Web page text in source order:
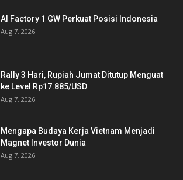
AI Factory 1 GW Perkuat Posisi Indonesia
Aug 7, 2026
Rally 3 Hari, Rupiah Jumat Ditutup Menguat
ke Level Rp17.885/USD
Aug 7, 2026
Mengapa Budaya Kerja Vietnam Menjadi
Magnet Investor Dunia
Aug 7, 2026